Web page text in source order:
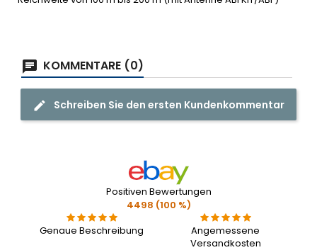
KOMMENTARE (0)
Schreiben Sie den ersten Kundenkommentar
Positiven Bewertungen
4498 (100 %)
Genaue Beschreibung
Angemessene
Versandkosten